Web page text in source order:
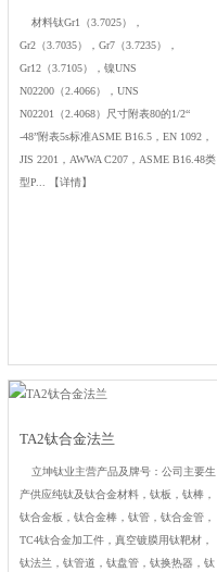
材料钛Gr1（3.7025），
Gr2（3.7035），Gr7（3.7235），
Gr12（3.7105），镍UNS
N02200（2.4066），UNS
N02201（2.4068）尺寸附表80的1/2“
-48”附表5s标准ASME B16.5，EN 1092，
JIS 2201，AWWA C207，ASME B16.48类
型P...
【详情】
TA2钛合金法兰
立坤钛业主营产品及牌号：公司主要生
产供应纯钛及钛合金材料，钛板，钛棒，
钛合金板，钛合金棒，钛管，钛合金管，
TC4钛合金加工件，真空镀膜用钛靶材，
钛法兰，钛管道，钛盘管，钛换热器，钛